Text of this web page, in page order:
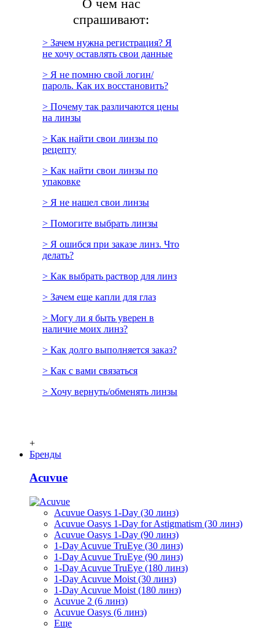
О чем нас
спрашивают:
> Зачем нужна регистрация? Я
не хочу оставлять свои данные
> Я не помню свой логин/
пароль. Как их восстановить?
> Почему так различаются цены
на линзы
> Как найти свои линзы по
рецепту
> Как найти свои линзы по
упаковке
> Я не нашел свои линзы
> Помогите выбрать линзы
> Я ошибся при заказе линз. Что
делать?
> Как выбрать раствор для линз
> Зачем еще капли для глаз
> Могу ли я быть уверен в
наличие моих линз?
> Как долго выполняется заказ?
> Как с вами связаться
> Хочу вернуть/обменять линзы
+
Бренды
Acuvue
Acuvue Oasys 1-Day (30 линз)
Acuvue Oasys 1-Day for Astigmatism (30 линз)
Acuvue Oasys 1-Day (90 линз)
1-Day Acuvue TruEye (30 линз)
1-Day Acuvue TruEye (90 линз)
1-Day Acuvue TruEye (180 линз)
1-Day Acuvue Moist (30 линз)
1-Day Acuvue Moist (180 линз)
Acuvue 2 (6 линз)
Acuvue Oasys (6 линз)
Еще